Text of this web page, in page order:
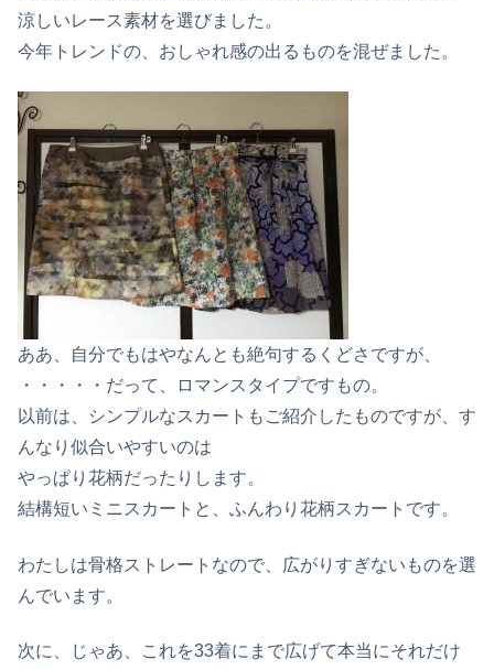
涼しいレース素材を選びました。
今年トレンドの、おしゃれ感の出るものを混ぜました。
ああ、自分でもはやなんとも絶句するくどさですが、
・・・・・だって、ロマンスタイプですもの。
以前は、シンプルなスカートもご紹介したものですが、す
んなり似合いやすいのは
やっぱり花柄だったりします。
結構短いミニスカートと、ふんわり花柄スカートです。
わたしは骨格ストレートなので、広がりすぎないものを選
んでいます。
次に、じゃあ、これを33着にまで広げて本当にそれだけ